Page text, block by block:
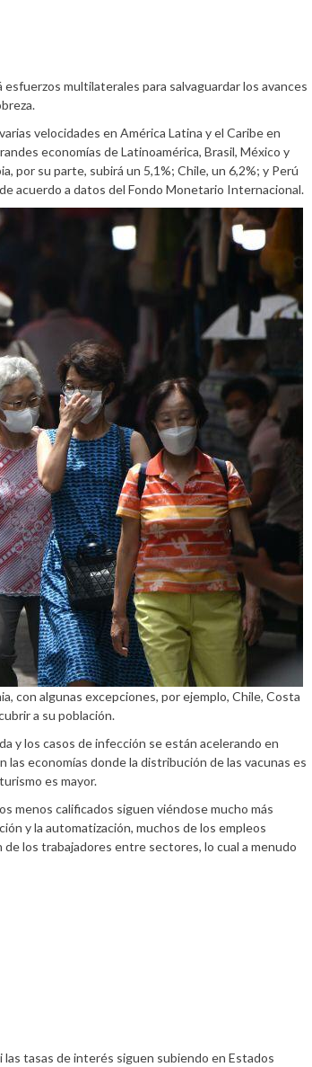
multilaterales para salvaguardar los avances
velocidades en América Latina y el Caribe en
economías de Latinoamérica, Brasil, México y
por su parte, subirá un 5,1%; Chile, un 6,2%; y Perú
acuerdo a datos del Fondo Monetario Internacional.
con algunas excepciones, por ejemplo, Chile, Costa
a su población.
y los casos de infección se están acelerando en
las economías donde la distribución de las vacunas es
es mayor.
menos calificados siguen viéndose mucho más
y la automatización, muchos de los empleos
los trabajadores entre sectores, lo cual a menudo
tasas de interés siguen subiendo en Estados